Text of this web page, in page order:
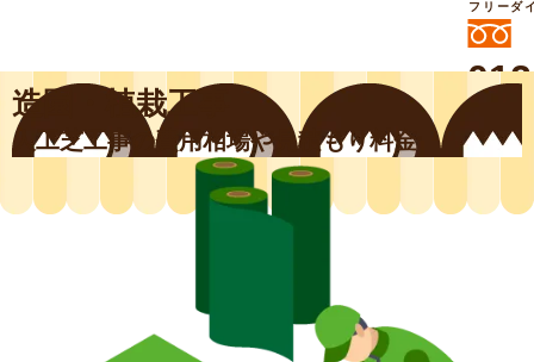
外構工事や庭リフォームは庭づくり業界
No.1チェーン店の
smileガーデンプチ庭づくり事業部にお
任せください！
フリーダ
造園・植栽工事
人工芝工事の費用相場や見積もり料金